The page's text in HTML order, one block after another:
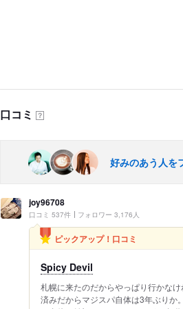
口コミ ？
好みのあう人を
joy96708
口コミ 537件 フォロワー 3,176人
ピックアップ！口コミ
Spicy Devil
札幌に来たのだからやっぱり行かな
済みだからマジスパ自体は3年ぶりか